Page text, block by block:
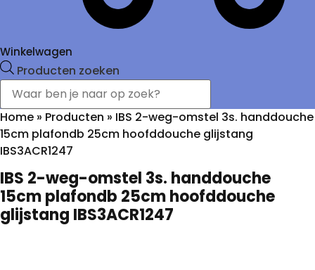
Winkelwagen
Producten zoeken
Home » Producten » IBS 2-weg-omstel 3s. handdouche
15cm plafondb 25cm hoofddouche glijstang
IBS3ACR1247
IBS 2-weg-omstel 3s. handdouche
15cm plafondb 25cm hoofddouche
glijstang IBS3ACR1247